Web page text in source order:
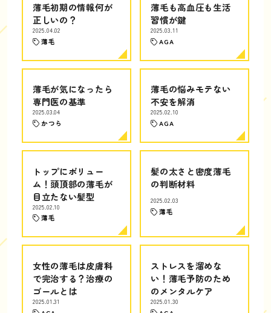
薄毛初期の情報何が
正しいの？
2025.04.02
薄毛
薄毛も高血圧も生活
習慣が鍵
2025.03.11
AGA
薄毛が気になったら
専門医の基準
2025.03.04
かつら
薄毛の悩みモテない
不安を解消
2025.02.10
AGA
トップにボリュー
ム！頭頂部の薄毛が
目立たない髪型
2025.02.10
薄毛
髪の太さと密度薄毛
の判断材料
2025.02.03
薄毛
女性の薄毛は皮膚科
で完治する？治療の
ゴールとは
2025.01.31
ストレスを溜めな
い！薄毛予防のため
のメンタルケア
2025.01.30